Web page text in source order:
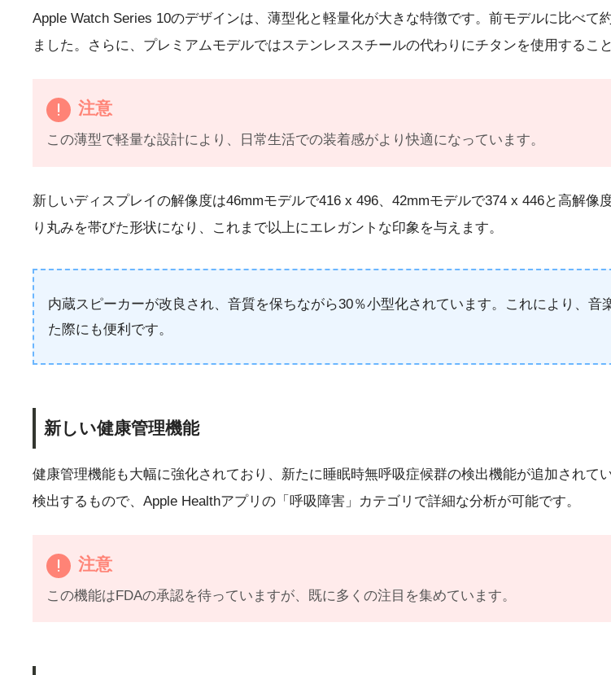
Apple Watch Series 10のデザインは、薄型化と軽量化が大きな特徴です。前モデルに比べ
ました。さらに、プレミアムモデルではステンレススチールの代わりにチタンを使用するこ
注意
この薄型で軽量な設計により、日常生活での装着感がより快適になっています。
新しいディスプレイの解像度は46mmモデルで416 x 496、42mmモデルで374 x 446と高解
り丸みを帯びた形状になり、これまで以上にエレガントな印象を与えます。
内蔵スピーカーが改良され、音質を保ちながら30％小型化されています。これにより、
た際にも便利です。
新しい健康管理機能
健康管理機能も大幅に強化されており、新たに睡眠時無呼吸症候群の検出機能が追加され
検出するもので、Apple Healthアプリの「呼吸障害」カテゴリで詳細な分析が可能です。
注意
この機能はFDAの承認を待っていますが、既に多くの注目を集めています。